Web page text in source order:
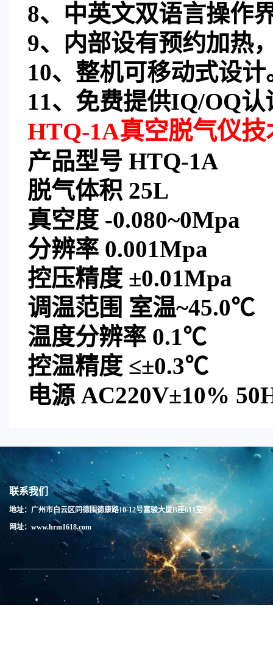
8、 中英文双语言操作
9、 内部设有预约加热
10、 整机可移动式设计
11、 免费提供IQ/OQ认
HTQ-1A真空脱气仪技
产品型号 HTQ-1A
脱气体积 25L
真空度 -0.080~0Mpa
分辨率 0.001Mpa
控压精度 ±0.01Mpa
调温范围 室温~45.0℃
温度分辨率 0.1℃
控温精度 ≤±0.3℃
电源 AC220V±10%
联系我们
地址：广州市白云区同德围德康路10-12号富骏大厦B座611室
网址：www.hrm1618.com